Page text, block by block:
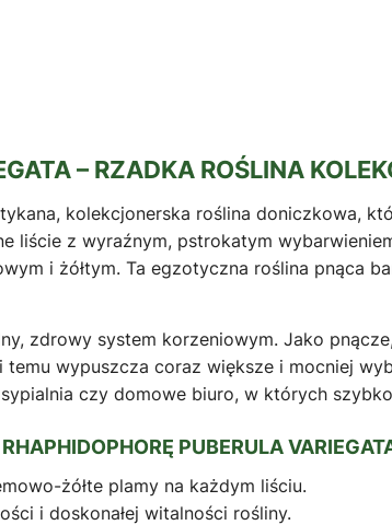
– RZADKA ROŚLINA
kolekcjonerska roślina doniczkowa,
liście z wyraźnym, pstrokatym
i żółtym. Ta egzotyczna roślina pnąca
zdrowy system korzeniowym. Jako
wypuszcza coraz większe i mocniej
czy domowe biuro, w których
PUBERULA
żółte plamy na każdym liściu.
i doskonałej witalności rośliny.